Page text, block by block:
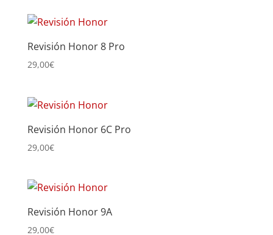
Revisión Honor 8 Pro
29,00€
Revisión Honor 6C Pro
29,00€
Revisión Honor 9A
29,00€